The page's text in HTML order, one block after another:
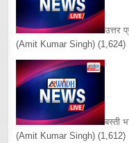
उत्तर
(Amit Kumar Singh) (1,624)
बस्ती
(Amit Kumar Singh) (1,612)